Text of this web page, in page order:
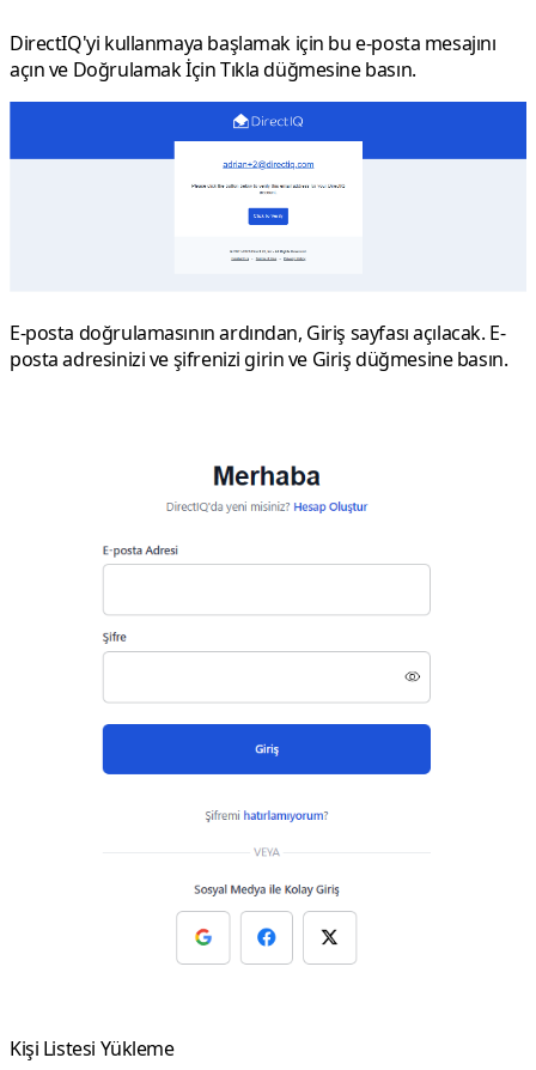
DirectIQ'yi kullanmaya başlamak için bu e-posta mesajını
açın ve Doğrulamak İçin Tıkladüğmesine basın.
E-posta doğrulamasının ardından, Giriş sayfası açılacak. E-
posta adresinizi ve şifrenizi girin ve Girişdüğmesine basın.
Kişi Listesi Yükleme